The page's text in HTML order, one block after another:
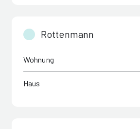
Rottenmann
Wohnung
Haus